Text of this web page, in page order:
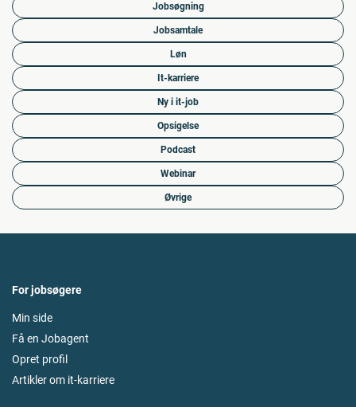
Jobsøgning
Jobsamtale
Løn
It-karriere
Ny i it-job
Opsigelse
Podcast
Webinar
Øvrige
For jobsøgere
Min side
Få en Jobagent
Opret profil
Artikler om it-karriere